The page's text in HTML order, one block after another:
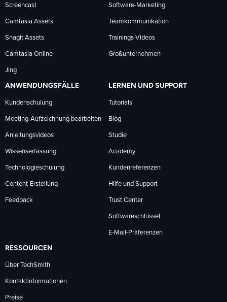
Screencast
Camtasia Assets
Snagit Assets
Camtasia Online
Jing
Software-Marketing
Teamkommunikation
Trainings-Videos
Großunternehmen
ANWENDUNGSFÄLLE
Kundenschulung
Meeting-Aufzeichnung bearbeiten
Anleitungsvideos
Wissenserfassung
Technologieschulung
Content-Erstellung
Feedback
LERNEN UND SUPPORT
Tutorials
Blog
Studie
Academy
Kundenreferenzen
Hilfe und Support
Trust Center
Softwareschlüssel
E-Mail-Präferenzen
RESSOURCEN
Über TechSmith
Kontaktinformationen
Preise